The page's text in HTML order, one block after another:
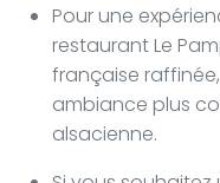
Pour une
restaurant Le
française
ambiance plus
alsacienne.